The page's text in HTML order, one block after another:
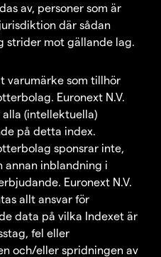
av, personer som är
där sådan
strider mot gällande lag.
varumärke som tillhör
Euronext N.V.
(intellektuella)
på detta index.
sponsrar inte,
annan inblandning i
Euronext N.V.
allt ansvar för
data på vilka Indexet är
fel eller
och/eller spridningen av